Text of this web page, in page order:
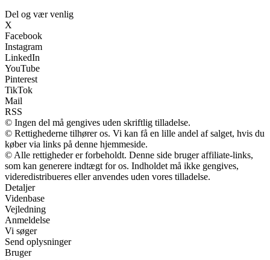
Del og vær venlig
X
Facebook
Instagram
LinkedIn
YouTube
Pinterest
TikTok
Mail
RSS
© Ingen del må gengives uden skriftlig tilladelse.
© Rettighederne tilhører os. Vi kan få en lille andel af salget, hvis du
køber via links på denne hjemmeside.
© Alle rettigheder er forbeholdt. Denne side bruger affiliate-links,
som kan generere indtægt for os. Indholdet må ikke gengives,
videredistribueres eller anvendes uden vores tilladelse.
Detaljer
Videnbase
Vejledning
Anmeldelse
Vi søger
Send oplysninger
Bruger